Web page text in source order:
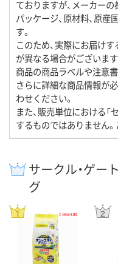
ておりますが、メーカーの
パッケージ、原材料、原産
す。
このため、実際にお届け
が異なる場合がございま
商品の商品ラベルや注意
さらに詳細な商品情報が
わせください。
また、販売単位における「
するものではありません
サークル・ゲー
グ